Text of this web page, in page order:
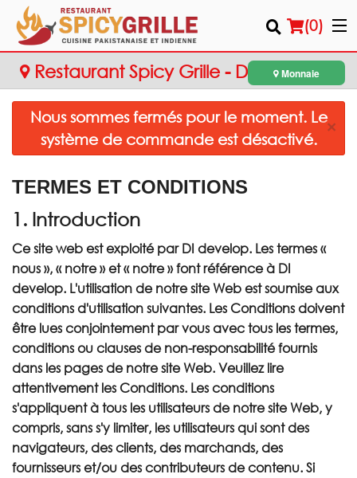
(0)
Commander en ligne
Emplacement
Français
Inscription
Panier (0)
Rechercher
Restaurant Spicy Grille - Dollard-des-
Ormeaux
Monnaie
Nous sommes fermés pour le moment. Le
système de commande est désactivé.
×
TERMES ET CONDITIONS
1. Introduction
Ce site web est exploité par DI develop. Les termes «
nous », « notre » et « notre » font référence à DI
develop. L'utilisation de notre site Web est soumise aux
conditions d'utilisation suivantes. Les Conditions doivent
être lues conjointement par vous avec tous les termes,
conditions ou clauses de non-responsabilité fournis
dans les pages de notre site Web. Veuillez lire
attentivement les Conditions. Les conditions
s'appliquent à tous les utilisateurs de notre site Web, y
compris, sans s'y limiter, les utilisateurs qui sont des
navigateurs, des clients, des marchands, des
fournisseurs et/ou des contributeurs de contenu. Si